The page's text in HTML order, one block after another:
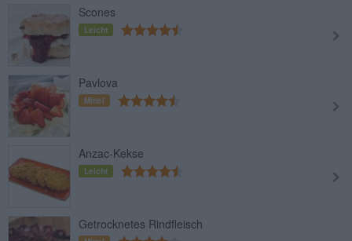
Scones
Leicht
Pavlova
Mittel
Anzac-Kekse
Leicht
Getrocknetes Rindfleisch